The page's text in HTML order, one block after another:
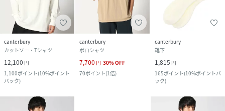
canterbury
カットソー・Tシャツ
12,100 円
1,100ポイント(10%ポイント
バック)
canterbury
ポロシャツ
7,700 円 30%OFF
70ポイント(1倍)
canterbury
靴下
1,815 円
165ポイント(10%ポイントバ
ック)